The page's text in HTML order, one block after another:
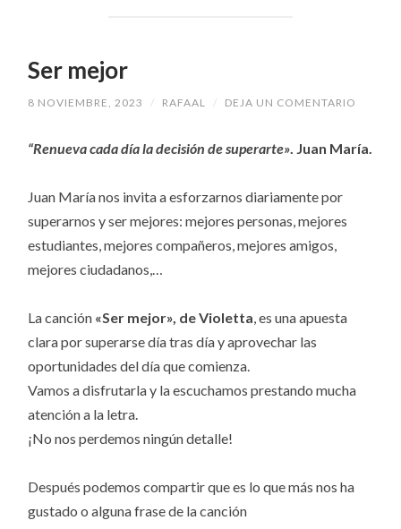
Ser mejor
8 NOVIEMBRE, 2023 / RAFAAL / DEJA UN COMENTARIO
“Renueva cada día la decisión de superarte» . Juan María.
Juan María nos invita a esforzarnos diariamente por
superarnos y ser mejores: mejores personas, mejores
estudiantes, mejores compañeros, mejores amigos,
mejores ciudadanos,…
La canción «Ser mejor», de Violetta, es una apuesta
clara por superarse día tras día y aprovechar las
oportunidades del día que comienza.
Vamos a disfrutarla y la escuchamos prestando mucha
atención a la letra.
¡No nos perdemos ningún detalle!
Después podemos compartir que es lo que más nos ha
gustado o alguna frase de la canción